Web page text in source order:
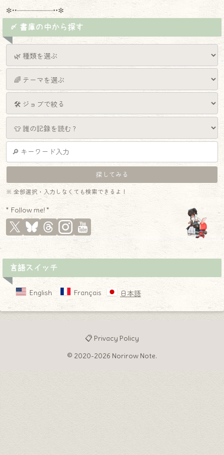
✼••┈┈┈┈┈┈┈┈┈••✼
〆 書庫の中から探す
※ 全部選択・入力しなくても検索できるよ！
* Follow me! *
言語スイッチ
English Français 日本語
📋 Privacy Policy
© 2020-2026 Norirow Note.